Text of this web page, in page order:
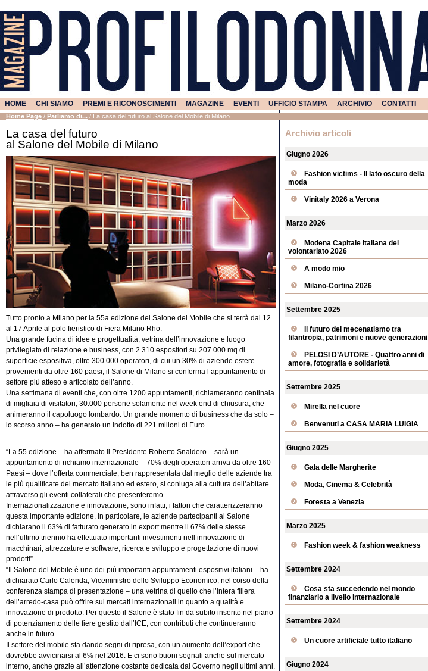
HOME CHI SIAMO PREMI E RICONOSCIMENTI MAGAZINE EVENTI UFFICIO STAMPA ARCHIVIO CONTATTI
Home Page / Parliamo di... / La casa del futuro al Salone del Mobile di Milano
La casa del futuro
al Salone del Mobile di Milano
Tutto pronto a Milano per la 55a edizione del Salone del Mobile che si terrà dal 12
al 17 Aprile al polo fieristico di Fiera Milano Rho.
Una grande fucina di idee e progettualità, vetrina dell’innovazione e luogo
privilegiato di relazione e business, con 2.310 espositori su 207.000 mq di
superficie espositiva, oltre 300.000 operatori, di cui un 30% di aziende estere
provenienti da oltre 160 paesi, il Salone di Milano si conferma l’appuntamento di
settore più atteso e articolato dell’anno.
Una settimana di eventi che, con oltre 1200 appuntamenti, richiameranno centinaia
di migliaia di visitatori, 30.000 persone solamente nel week end di chiusura, che
animeranno il capoluogo lombardo. Un grande momento di business che da solo –
lo scorso anno – ha generato un indotto di 221 milioni di Euro.
“La 55 edizione – ha affermato il Presidente Roberto Snaidero – sarà un
appuntamento di richiamo internazionale – 70% degli operatori arriva da oltre 160
Paesi – dove l’offerta commerciale, ben rappresentata dal meglio delle aziende tra
le più qualificate del mercato italiano ed estero, si coniuga alla cultura dell’abitare
attraverso gli eventi collaterali che presenteremo.
Internazionalizzazione e innovazione, sono infatti, i fattori che caratterizzeranno
questa importante edizione. In particolare, le aziende partecipanti al Salone
dichiarano il 63% di fatturato generato in export mentre il 67% delle stesse
nell’ultimo triennio ha effettuato importanti investimenti nell’innovazione di
macchinari, attrezzature e software, ricerca e sviluppo e progettazione di nuovi
prodotti”.
“Il Salone del Mobile è uno dei più importanti appuntamenti espositivi italiani – ha
dichiarato Carlo Calenda, Viceministro dello Sviluppo Economico, nel corso della
conferenza stampa di presentazione – una vetrina di quello che l’intera filiera
dell’arredo-casa può offrire sui mercati internazionali in quanto a qualità e
innovazione di prodotto. Per questo il Salone è stato fin da subito inserito nel piano
di potenziamento delle fiere gestito dall’ICE, con contributi che continueranno
anche in futuro.
Il settore del mobile sta dando segni di ripresa, con un aumento dell’export che
dovrebbe avvicinarsi al 6% nel 2016. E ci sono buoni segnali anche sul mercato
interno, anche grazie all’attenzione costante dedicata dal Governo negli ultimi anni.
Archivio articoli
Giugno 2026
Fashion victims - Il lato oscuro della
moda
Vinitaly 2026 a Verona
Marzo 2026
Modena Capitale italiana del
volontariato 2026
A modo mio
Milano-Cortina 2026
Settembre 2025
Il futuro del mecenatismo tra
filantropia, patrimoni e nuove generazioni
PELOSI D’AUTORE - Quattro anni di
amore, fotografia e solidarietà
Settembre 2025
Mirella nel cuore
Benvenuti a CASA MARIA LUIGIA
Giugno 2025
Gala delle Margherite
Moda, Cinema & Celebrità
Foresta a Venezia
Marzo 2025
Fashion week & fashion weakness
Settembre 2024
Cosa sta succedendo nel mondo
finanziario a livello internazionale
Settembre 2024
Un cuore artificiale tutto italiano
Giugno 2024